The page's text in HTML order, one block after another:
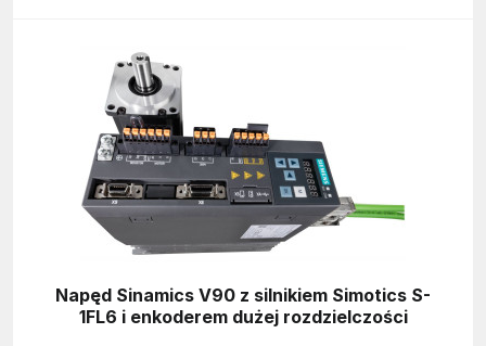
Napęd Sinamics V90 z silnikiem Simotics S-
1FL6 i enkoderem dużej rozdzielczości